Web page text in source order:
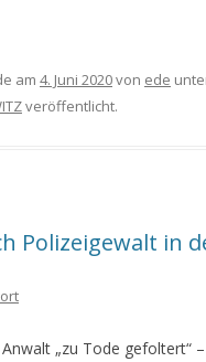
am 4. Juni 2020von ede
veröffentlicht.
Polizeigewalt in
„zu Tode gefoltert“